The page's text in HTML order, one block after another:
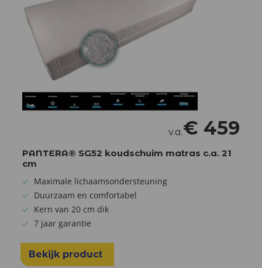
v.a.€ 459
PANTERA® SG52 koudschuim matras c.a. 21
cm
Maximale lichaamsondersteuning
Duurzaam en comfortabel
Kern van 20 cm dik
7 jaar garantie
Bekijk product